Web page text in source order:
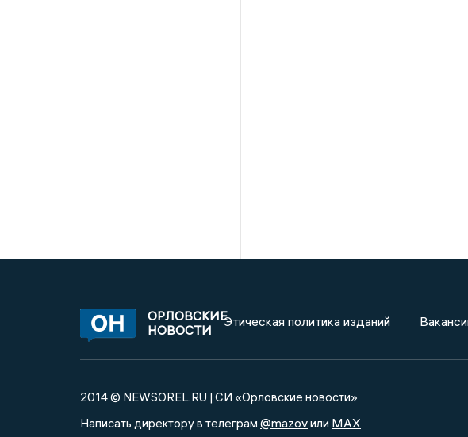
ОРЛОВСКИЕ
НОВОСТИ
Этическая политика изданий
2014 © NEWSOREL.RU | СИ «Орловские новости»
Написать директору в телеграм @mazovили MAX